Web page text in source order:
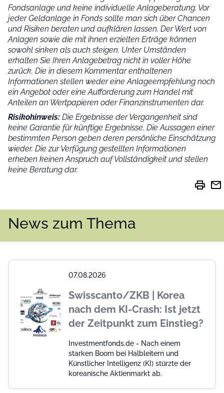
Fondsanlage und keine individuelle Anlageberatung. Vor
jeder Geldanlage in Fonds sollte man sich über Chancen
und Risiken beraten und aufklären lassen. Der Wert von
Anlagen sowie die mit ihnen erzielten Erträge können
sowohl sinken als auch steigen. Unter Umständen
erhalten Sie Ihren Anlagebetrag nicht in voller Höhe
zurück. Die in diesem Kommentar enthaltenen
Informationen stellen weder eine Anlageempfehlung noch
ein Angebot oder eine Aufforderung zum Handel mit
Anteilen an Wertpapieren oder Finanzinstrumenten dar.
Risikohinweis: Die Ergebnisse der Vergangenheit sind
keine Garantie für künftige Ergebnisse. Die Aussagen einer
bestimmten Person geben deren persönliche Einschätzung
wieder. Die zur Verfügung gestellten Informationen
erheben keinen Anspruch auf Vollständigkeit und stellen
keine Beratung dar.
print mail
News zum Thema
07.08.2026
Swisscanto/ZKB | Korea
nach dem KI-Crash: Ist jetzt
der Zeitpunkt zum Einstieg?
Investmentfonds.de - Nach einem
starken Boom bei Halbleitern und
Künstlicher Intelligenz (KI) stürzte der
koreanische Aktienmarkt ab.